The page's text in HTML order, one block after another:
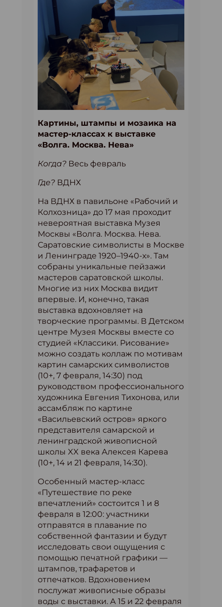
Картины, штампы и мозаика на
мастер-классах к выставке
«Волга. Москва. Нева»
Когда? Весь февраль
Где? ВДНХ
На ВДНХ в павильоне «Рабочий и
Колхозница» до 17 мая проходит
невероятная выставка Музея
Москвы «Волга. Москва. Нева.
Саратовские символисты в Москве
и Ленинграде 1920–1940-х». Там
собраны уникальные пейзажи
мастеров саратовской школы.
Многие из них Москва видит
впервые. И, конечно, такая
выставка вдохновляет на
творческие программы. В Детском
центре Музея Москвы вместе со
студией «Классики. Рисование»
можно создать коллаж по мотивам
картин самарских символистов
(10+, 7 февраля, 14:30) под
руководством профессионального
художника Евгения Тихонова, или
ассамбляж по картине
«Васильевский остров» яркого
представителя самарской и
ленинградской живописной
школы XX века Алексея Карева
(10+, 14 и 21 февраля, 14:30).
Особенный мастер-класс
«Путешествие по реке
впечатлений» состоится 1 и 8
февраля в 12:00: участники
отправятся в плавание по
собственной фантазии и будут
исследовать свои ощущения с
помощью печатной графики —
штампов, трафаретов и
отпечатков. Вдохновением
послужат живописные образы
воды с выставки. А 15 и 22 февраля